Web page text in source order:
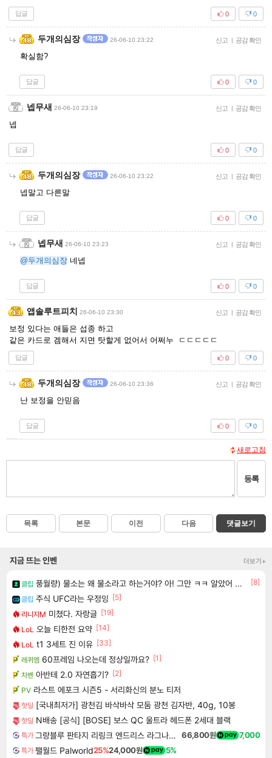
답글 0
0
두개의심장 26-06-10 23:22 신고 | 공감 확인
확실함?
답글 0
0
넵무새 26-06-10 23:19 신고 | 공감 확인
넵
답글 0
0
두개의심장 26-06-10 23:22 신고 | 공감 확인
넵말고 다른말
답글 0
0
넵무새 26-06-10 23:23 신고 | 공감 확인
@두개의심장 네넵
답글 0
0
앱솔루트피치 26-06-10 23:30 신고 | 공감 확인
보정 있다는 애들은 섭종 하고
같은 카드로 겜해서 지면 탓할게 없어서 어쩌누 ㄷㄷㄷㄷㄷ
답글 0
0
두개의심장 26-06-10 23:36 신고 | 공감 확인
난 보정을 안믿음
답글 0
0
새로고침
등록
목록 본문 이전 다음 댓글보기
지금 뜨는 인벤 더보기+
클립 풍월량) 물소는 왜 물소라고 하는거야? 아! 그만 ㅋㅋ 알았어 ㅋㅋ
[8]
클립 주식 UFC라는 우정잉 [5]
리니지M 미쳤다. 자랑글 [19]
LoL 오늘 티한전 요약 [14]
LoL t1 3세트 진 이유 [33]
레퀴엠 60프레임 나오는데 정상일까요? [1]
차벤 아반테 2.0 자연흡기? [2]
PV 라스트 에포크 시즌5 - 서리화신의 분노 티저
핫딜 [국내최저가] 광천김 바삭바삭 모둠 광천 김자반, 40g, 10봉
핫딜 N배송 [공식] [BOSE] 보스 QC 울트라 헤드폰 2세대 블랙
특가 그랑블루 판타지 리링크 엔드리스 라그나로크 Granblue Fantasy Relink Endless Ragnarok 66,800원 7,000
특가 팰월드 Palworld25%24,000원 5%